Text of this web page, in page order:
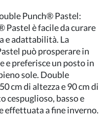
Punch® Pastel:
Pastel è facile da curare
e adattabilità. La
può prosperare in
e preferisce un posto in
sole. Double
cm di altezza e 90 cm di
cespuglioso, basso e
effettuata a fine inverno.